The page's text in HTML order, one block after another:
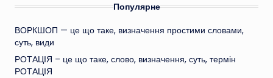
Популярне
ВОРКШОП — це що таке, визначення простими словами,
суть, види
РОТАЦІЯ – це що таке, слово, визначення, суть, термін
РОТАЦІЯ